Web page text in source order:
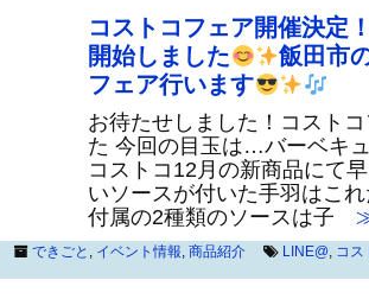
コストコフェア開催決定
開始しました
飯田市
フェア行います
お待たせしました！コスト
た 今回の目玉は…バーベキ
コストコ12月の新商品にて
いソースが付いた手羽はこ
付属の2種類のソースは子 ≫
できごと , イベント情報, 商品紹介 LINE@, コス